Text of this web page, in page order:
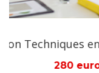
régulièrement les
ainsi que des
www.aman-
Formation